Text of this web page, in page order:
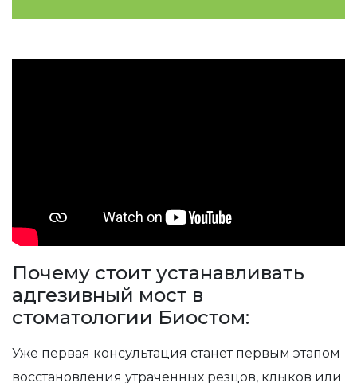
Почему стоит устанавливать
адгезивный мост в
стоматологии Биостом:
Уже первая консультация станет первым этапом
восстановления утраченных резцов, клыков или